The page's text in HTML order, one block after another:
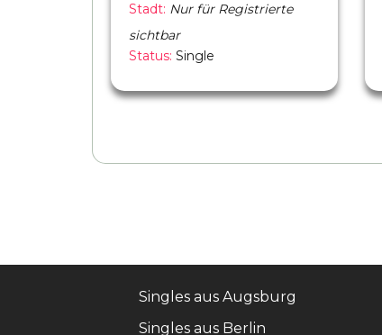
Stadt: Nur für Registrierte
sichtbar
Status: Single
Singles aus Augsburg
Singles aus Berlin